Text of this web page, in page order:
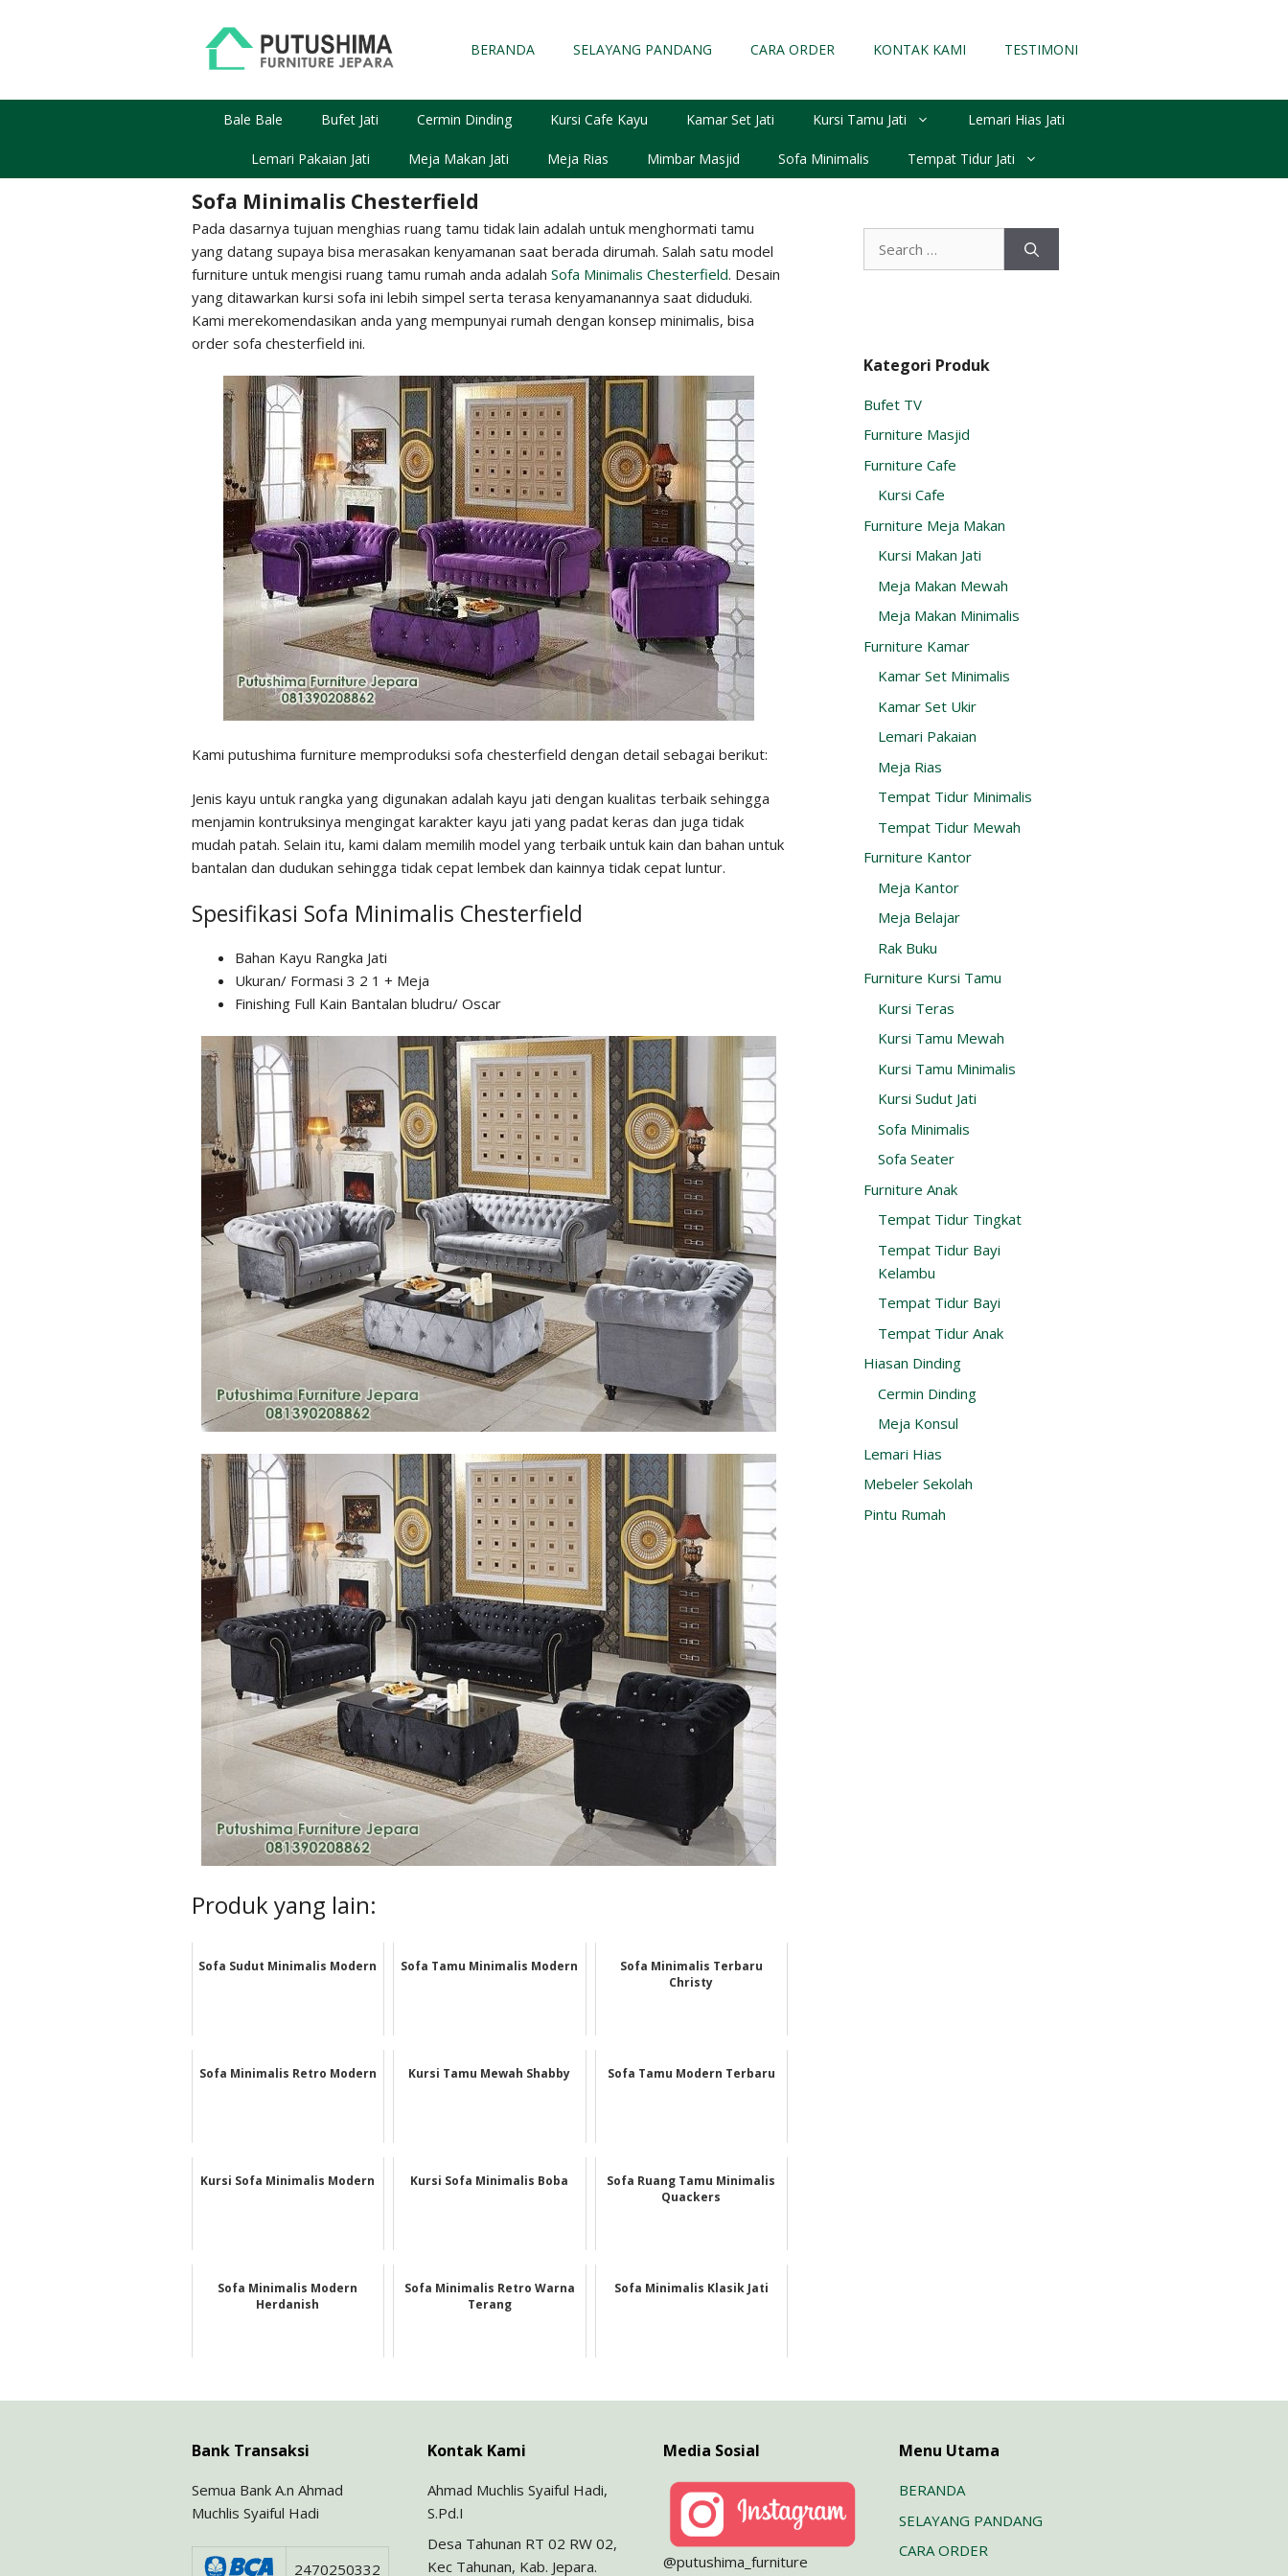
BERANDA SELAYANG PANDANG CARA ORDER KONTAK KAMI TESTIMONI
Bale Bale Bufet Jati Cermin Dinding Kursi Cafe Kayu Kamar Set Jati Kursi Tamu Jati Lemari Hias Jati
Lemari Pakaian Jati Meja Makan Jati Meja Rias Mimbar Masjid Sofa Minimalis Tempat Tidur Jati
Sofa Minimalis Chesterfield
Pada dasarnya tujuan menghias ruang tamu tidak lain adalah untuk menghormati tamu
yang datang supaya bisa merasakan kenyamanan saat berada dirumah. Salah satu model
furniture untuk mengisi ruang tamu rumah anda adalah Sofa Minimalis Chesterfield. Desain
yang ditawarkan kursi sofa ini lebih simpel serta terasa kenyamanannya saat diduduki.
Kami merekomendasikan anda yang mempunyai rumah dengan konsep minimalis, bisa
order sofa chesterfield ini.
Kami putushima furniture memproduksi sofa chesterfield dengan detail sebagai berikut:
Jenis kayu untuk rangka yang digunakan adalah kayu jati dengan kualitas terbaik sehingga
menjamin kontruksinya mengingat karakter kayu jati yang padat keras dan juga tidak
mudah patah. Selain itu, kami dalam memilih model yang terbaik untuk kain dan bahan untuk
bantalan dan dudukan sehingga tidak cepat lembek dan kainnya tidak cepat luntur.
Spesifikasi Sofa Minimalis Chesterfield
Bahan Kayu Rangka Jati
Ukuran/ Formasi 3 2 1 + Meja
Finishing Full Kain Bantalan bludru/ Oscar
Produk yang lain:
Sofa Sudut Minimalis Modern Sofa Tamu Minimalis Modern
Sofa Minimalis Terbaru
Christy
Sofa Minimalis Retro Modern Kursi Tamu Mewah Shabby Sofa Tamu Modern Terbaru
Kursi Sofa Minimalis Modern Kursi Sofa Minimalis Boba
Sofa Ruang Tamu Minimalis
Quackers
Sofa Minimalis Modern
Herdanish
Sofa Minimalis Retro Warna
Terang
Sofa Minimalis Klasik Jati
for:
Kategori Produk
Bufet TV
Furniture Masjid
Furniture Cafe
Kursi Cafe
Furniture Meja Makan
Kursi Makan Jati
Meja Makan Mewah
Meja Makan Minimalis
Furniture Kamar
Kamar Set Minimalis
Kamar Set Ukir
Lemari Pakaian
Meja Rias
Tempat Tidur Minimalis
Tempat Tidur Mewah
Furniture Kantor
Meja Kantor
Meja Belajar
Rak Buku
Furniture Kursi Tamu
Kursi Teras
Kursi Tamu Mewah
Kursi Tamu Minimalis
Kursi Sudut Jati
Sofa Minimalis
Sofa Seater
Furniture Anak
Tempat Tidur Tingkat
Tempat Tidur Bayi
Kelambu
Tempat Tidur Bayi
Tempat Tidur Anak
Hiasan Dinding
Cermin Dinding
Meja Konsul
Lemari Hias
Mebeler Sekolah
Pintu Rumah
Bank Transaksi
Semua Bank A.n Ahmad
Muchlis Syaiful Hadi
2470250332
Kontak Kami
Ahmad Muchlis Syaiful Hadi,
S.Pd.I
Desa Tahunan RT 02 RW 02,
Kec Tahunan, Kab. Jepara.
Media Sosial
@putushima_furniture
Menu Utama
BERANDA
SELAYANG PANDANG
CARA ORDER